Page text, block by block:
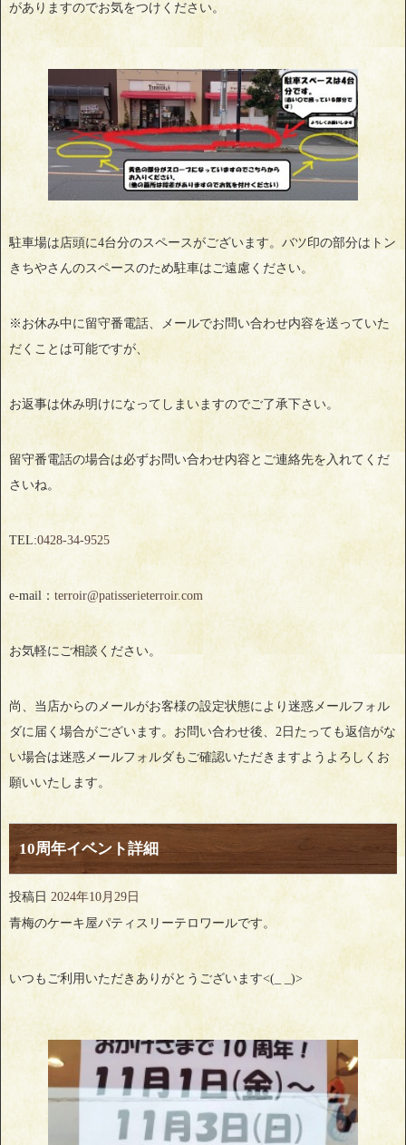
がありますのでお気をつけください。
駐車場は店頭に4台分のスペースがございます。バツ印の部分はトン
きちやさんのスペースのため駐車はご遠慮ください。
※お休み中に留守番電話、メールでお問い合わせ内容を送っていた
だくことは可能ですが、
お返事は休み明けになってしまいますのでご了承下さい。
留守番電話の場合は必ずお問い合わせ内容とご連絡先を入れてくだ
さいね。
TEL:0428‐34‐9525
e-mail： terroir@patisserieterroir.com
お気軽にご相談ください。
尚、当店からのメールがお客様の設定状態により迷惑メールフォル
ダに届く場合がございます。お問い合わせ後、2日たっても返信がな
い場合は迷惑メールフォルダもご確認いただきますようよろしくお
願いいたします。
10周年イベント詳細
投稿日 2024年10月29日
青梅のケーキ屋パティスリーテロワールです。
いつもご利用いただきありがとうございます<(_ _)>